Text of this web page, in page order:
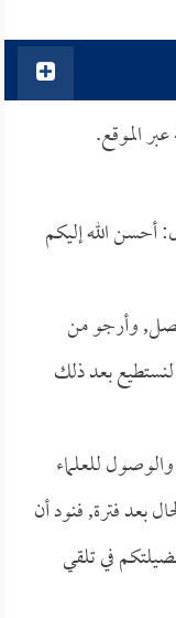
الموقع.
الله إليكم
وأرجو من
بعد ذلك
للعلماء
بعد فترة, فنود أن
في تلقي